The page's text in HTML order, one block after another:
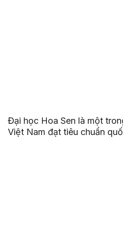
Đại học Hoa Sen là một
Việt Nam đạt tiêu chuẩn